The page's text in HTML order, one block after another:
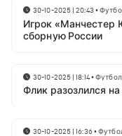
30-10-2025 | 20:43 •
Игрок «Манчестер
сборную России
30-10-2025 | 18:14•Футбол
Флик разозлился
30-10-2025 | 16:36•